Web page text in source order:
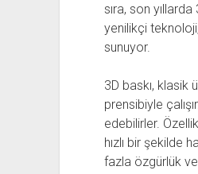
sıra, son
yenilikçi
sunuyor.
3D baskı,
prensibiyle
edebilirler.
hızlı bir şekilde
fazla özgürlük ve